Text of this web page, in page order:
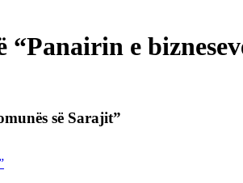
e
së Sarajit”